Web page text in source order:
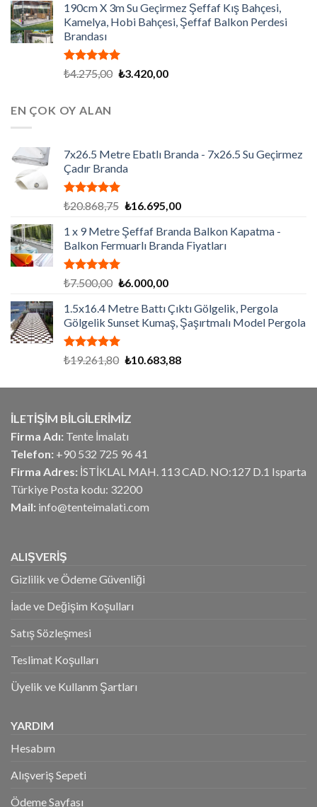
190cm X 3m Su Geçirmez Şeffaf Kış Bahçesi,
Kamelya, Hobi Bahçesi, Şeffaf Balkon Perdesi
Brandası
5 üzerinden
oy
₺4.275,00 Orijinal
₺3.420,00Şu
EN ÇOK OY ALAN
7x26.5 Metre Ebatlı Branda - 7x26.5 Su Geçirmez
Çadır Branda
5 üzerinden
aldı
₺20.868,75 Orijinal
₺20.868,75.
₺16.695,00Şu
fiyat:
₺16.695,00.
1 x 9 Metre Şeffaf Branda Balkon Kapatma -
Balkon Fermuarlı Branda Fiyatları
5 üzerinden
oy
aldı
₺7.500,00 Orijinal
₺7.500,00.
₺6.000,00Şu
fiyat:
₺6.000,00.
1.5x16.4 Metre Battı Çıktı Gölgelik, Pergola
Gölgelik Sunset Kumaş, Şaşırtmalı Model Pergola
5 üzerinden
₺19.261,80 Orijinal
₺19.261,80.
₺10.683,88Şu
fiyat:
İLETİŞİM BİLGİLERİMİZ
Firma Adı: Tente İmalatı
Telefon: +90 532 725 96 41
Firma Adres: İSTİKLAL MAH. 113 CAD. NO:127 D.1 Isparta
Türkiye Posta kodu: 32200
Mail: info@tenteimalati.com
ALIŞVERİŞ
Gizlilik ve Ödeme Güvenliği
İade ve Değişim Koşulları
Satış Sözleşmesi
Teslimat Koşulları
Üyelik ve Kullanm Şartları
YARDIM
Hesabım
Alışveriş Sepeti
Ödeme Sayfası